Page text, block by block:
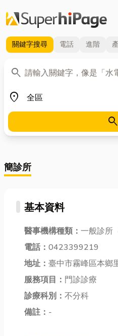
關鍵字搜尋 電話 進階
search
關鍵字
place
地區
search
簡診所
基本資料
醫事機構種類： 一般診所
電話： 0423399219
地址： 臺中市霧峰區本鄉
服務項目： 門診診療
診療科別： 不分科
備註： -